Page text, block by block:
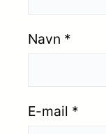
Navn *
E-mail *